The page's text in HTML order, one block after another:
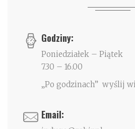
Godziny:
Poniedziałek – Piątek
7.30 – 16.00
„Po godzinach” wyślij
Email: